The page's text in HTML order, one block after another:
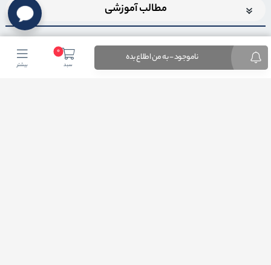
ناموجود - به من اطلاع بده 0
سبد بیشتر
مطالب آموزشی